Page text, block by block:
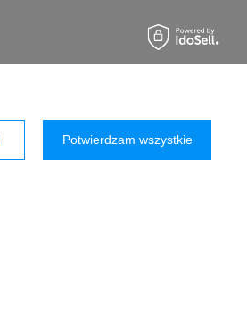
Potwierdzam wszystkie